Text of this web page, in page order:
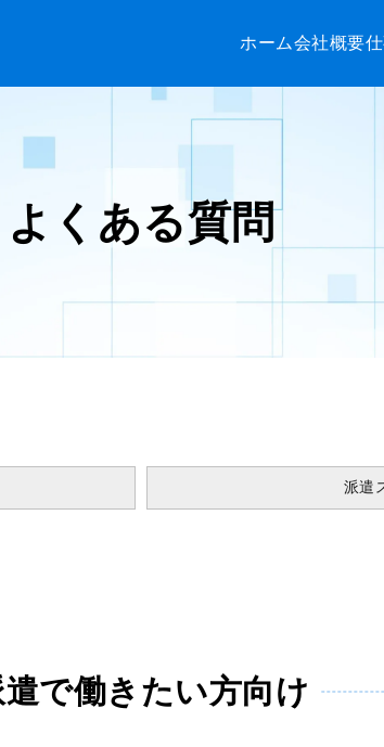
ホーム会社概要
よくある質問
派遣
で働きたい方向け